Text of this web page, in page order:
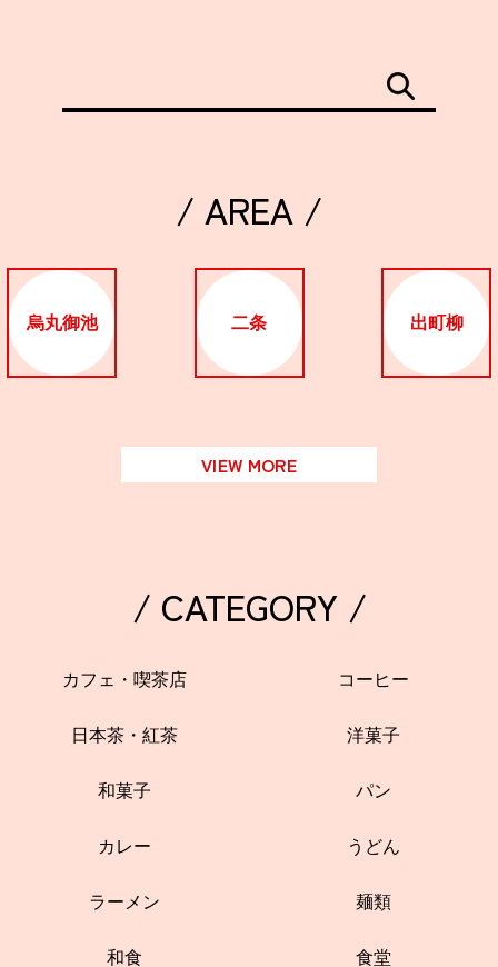
/ AREA /
烏丸御池 二条 出町柳
VIEW MORE
/ CATEGORY /
カフェ・喫茶店 コーヒー
日本茶・紅茶 洋菓子
和菓子 パン
カレー うどん
ラーメン 麺類
和食 食堂